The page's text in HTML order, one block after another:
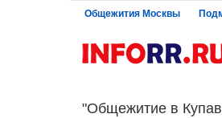
Общежития Москвы
"Общежитие в